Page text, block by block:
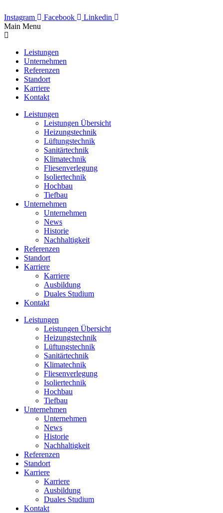
Instagram Facebook
Linkedin
Main Menu
Leistungen
Unternehmen
Referenzen
Standort
Karriere
Kontakt
Leistungen
Leistungen Übersicht
Heizungstechnik
Lüftungstechnik
Sanitärtechnik
Klimatechnik
Fliesenverlegung
Isoliertechnik
Hochbau
Tiefbau
Unternehmen
Unternehmen
News
Historie
Nachhaltigkeit
Referenzen
Standort
Karriere
Karriere
Ausbildung
Duales Studium
Kontakt
Leistungen
Leistungen Übersicht
Heizungstechnik
Lüftungstechnik
Sanitärtechnik
Klimatechnik
Fliesenverlegung
Isoliertechnik
Hochbau
Tiefbau
Unternehmen
Unternehmen
News
Historie
Nachhaltigkeit
Referenzen
Standort
Karriere
Karriere
Ausbildung
Duales Studium
Kontakt